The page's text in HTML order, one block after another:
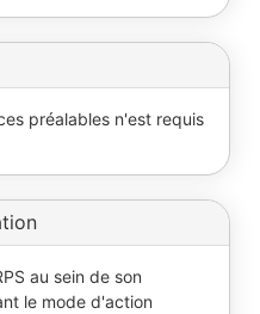
préalables n'est requis
au sein de son
le mode d'action